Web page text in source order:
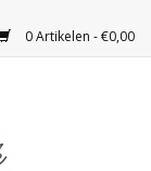
0 Artikelen - €0,00